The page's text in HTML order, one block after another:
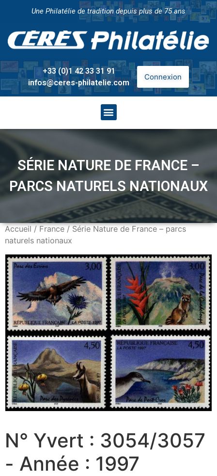
Une Philatélie de tradition depuis plus de 75 ans
+33 (0)1 42 33 31 91
infos@ceres-philatelie.com
Connexion
SÉRIE NATURE DE FRANCE –
PARCS NATURELS NATIONAUX
Accueil/France/ Série Nature de France – parcs
naturels nationaux
N° Yvert : 3054/3057
- Année : 1997